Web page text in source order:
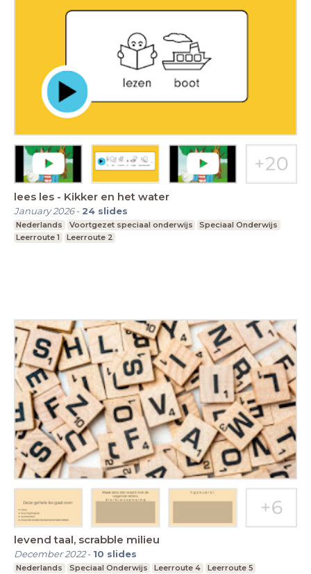
lees les - Kikker en het water
January 2026- 24 slides
Nederlands Voortgezet speciaal onderwijs
Speciaal Onderwijs
Leerroute 1
Leerroute 2
levend taal, scrabble milieu
December 2022- 10 slides
Nederlands Speciaal Onderwijs Leerroute 4
Leerroute 5